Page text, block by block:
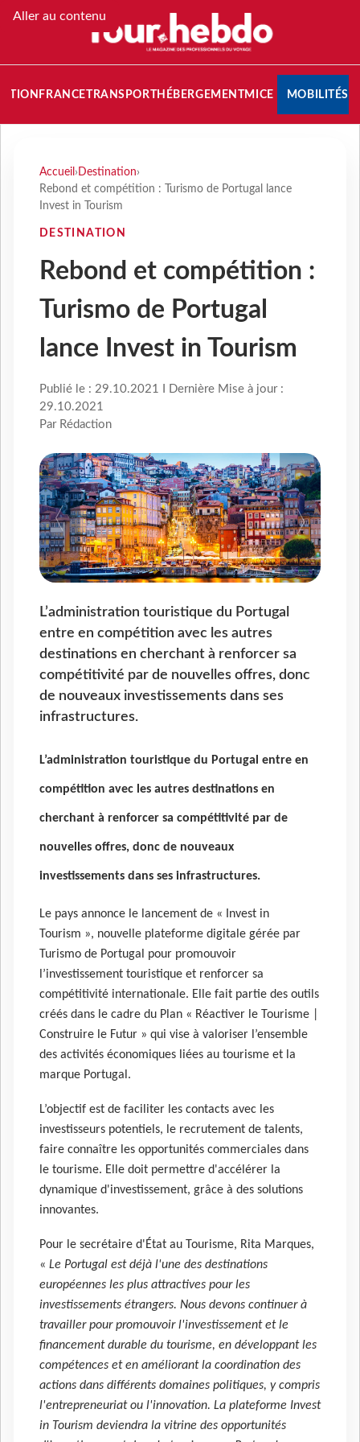
Aller au contenu
FRANCETRANSPORT HÉBERGEMENTMICE MOBILITÉS
Accueil › Destination›
Rebond et compétition : Turismo de Portugal lance
Invest in Tourism
DESTINATION
Rebond et compétition :
Turismo de Portugal
lance Invest in Tourism
Publié le : 29.10.2021 I Dernière Mise à jour :
29.10.2021
Par Rédaction
L’administration touristique du Portugal
entre en compétition avec les autres
destinations en cherchant à renforcer sa
compétitivité par de nouvelles offres, donc
de nouveaux investissements dans ses
infrastructures.
L’administration touristique du Portugal entre en
compétition avec les autres destinations en
cherchant à renforcer sa compétitivité par de
nouvelles offres, donc de nouveaux
investissements dans ses infrastructures.
Le pays annonce le lancement de « Invest in
Tourism », nouvelle plateforme digitale gérée par
Turismo de Portugal pour promouvoir
l’investissement touristique et renforcer sa
compétitivité internationale. Elle fait partie des outils
créés dans le cadre du Plan « Réactiver le Tourisme |
Construire le Futur » qui vise à valoriser l’ensemble
des activités économiques liées au tourisme et la
marque Portugal.
L’objectif est de faciliter les contacts avec les
investisseurs potentiels, le recrutement de talents,
faire connaître les opportunités commerciales dans
le tourisme. Elle doit permettre d'accélérer la
dynamique d'investissement, grâce à des solutions
innovantes.
Pour le secrétaire d'État au Tourisme, Rita Marques,
« Le Portugal est déjà l'une des destinations
européennes les plus attractives pour les
investissements étrangers. Nous devons continuer à
travailler pour promouvoir l'investissement et le
financement durable du tourisme, en développant les
compétences et en améliorant la coordination des
actions dans différents domaines politiques, y compris
l'entrepreneuriat ou l'innovation. La plateforme Invest
in Tourism deviendra la vitrine des opportunités